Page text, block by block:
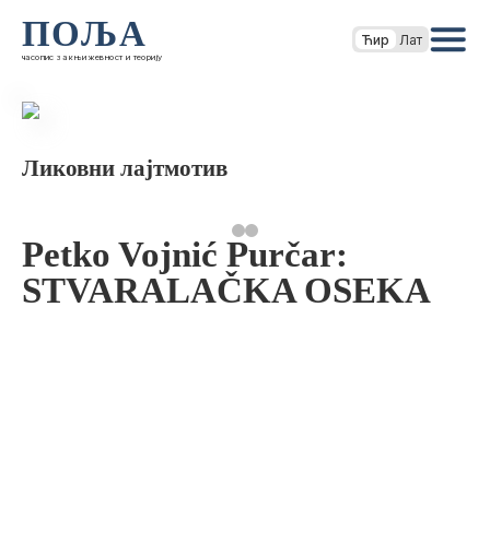
ПОЉА
часопис за књижевност и теорију
Ћир Лат
Ликовни лајтмотив
Petko Vojnić Purčar:
STVARALAČKA OSEKA